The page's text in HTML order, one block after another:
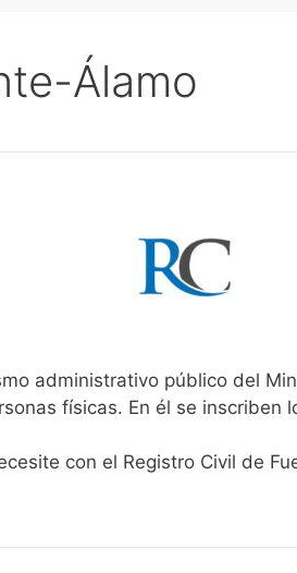
Álamo
administrativo público del
físicas. En él se inscriben
con el Registro Civil de